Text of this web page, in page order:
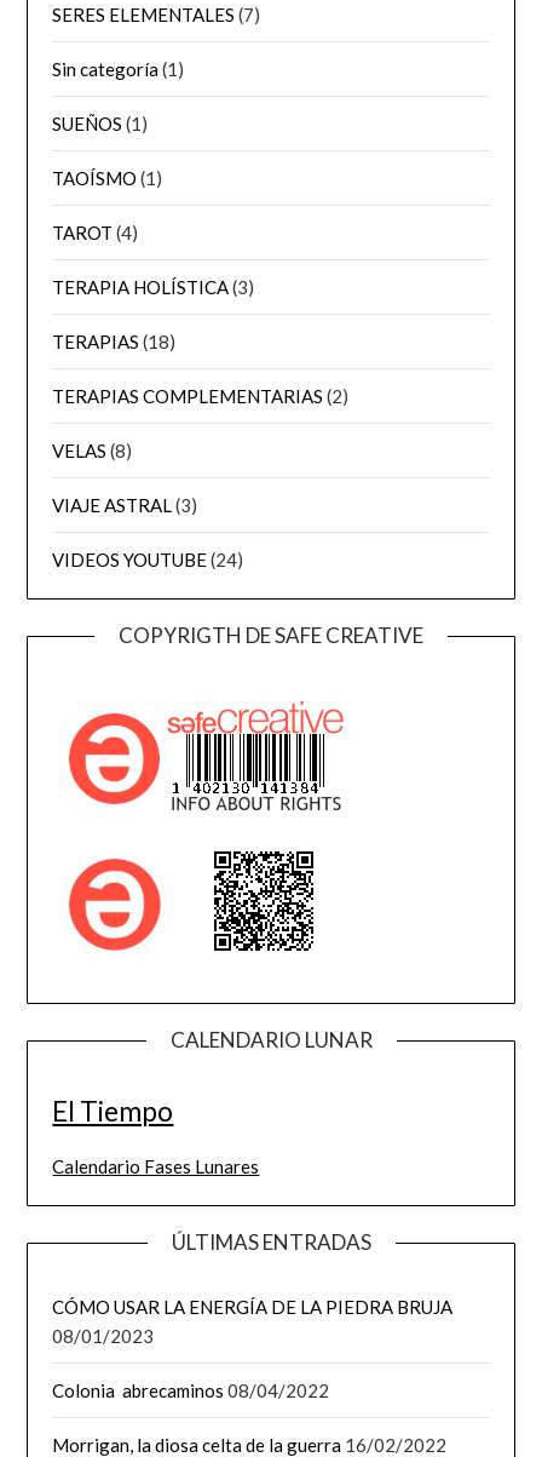
SERES ELEMENTALES (7)
Sin categoría(1)
SUEÑOS (1)
TAOÍSMO (1)
TAROT (4)
TERAPIA HOLÍSTICA(3)
TERAPIAS (18)
TERAPIAS COMPLEMENTARIAS (2)
VELAS (8)
VIAJE ASTRAL(3)
VIDEOS YOUTUBE(24)
COPYRIGTH DE SAFE CREATIVE
CALENDARIO LUNAR
El Tiempo
Calendario Fases Lunares
ÚLTIMAS ENTRADAS
CÓMO USAR LA ENERGÍA DE LA PIEDRA BRUJA
08/01/2023
Colonia abrecaminos 08/04/2022
Morrigan, la diosa celta de la guerra 16/02/2022